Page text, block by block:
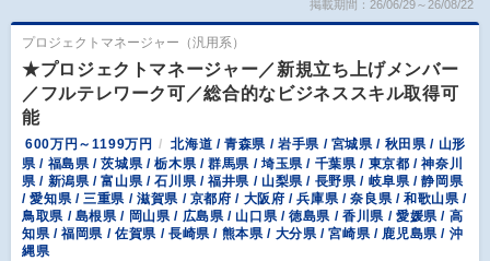
掲載期間：26/06/29～26/08/22
プロジェクトマネージャー（汎用系）
★プロジェクトマネージャー／新規立ち上げメンバー
／フルテレワーク可／総合的なビジネススキル取得可
能
600万円～1199万円
北海道 / 青森県 / 岩手県 / 宮城県 / 秋田県 / 山形
県 / 福島県 / 茨城県 / 栃木県 / 群馬県 / 埼玉県 / 千葉県 / 東京都 / 神奈川
県 / 新潟県 / 富山県 / 石川県 / 福井県 / 山梨県 / 長野県 / 岐阜県 / 静岡県
/ 愛知県 / 三重県 / 滋賀県 / 京都府 / 大阪府 / 兵庫県 / 奈良県 / 和歌山県 /
鳥取県 / 島根県 / 岡山県 / 広島県 / 山口県 / 徳島県 / 香川県 / 愛媛県 / 高
知県 / 福岡県 / 佐賀県 / 長崎県 / 熊本県 / 大分県 / 宮崎県 / 鹿児島県 / 沖
縄県